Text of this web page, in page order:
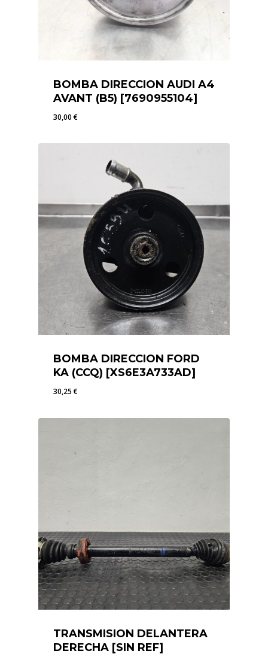
BOMBA DIRECCION AUDI A4
AVANT (B5) [7690955104]
30,00€
BOMBA DIRECCION FORD
KA (CCQ) [XS6E3A733AD]
30,25€
TRANSMISION DELANTERA
DERECHA [SIN REF]